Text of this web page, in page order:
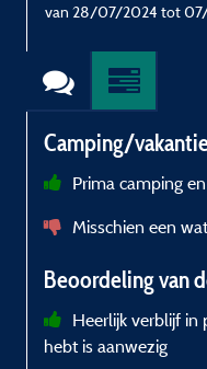
van 28/07/2024 tot
Camping/
Prima camping
Misschien een
Beoordeling van
Heerlijk verblijf in
hebt is aanwezig